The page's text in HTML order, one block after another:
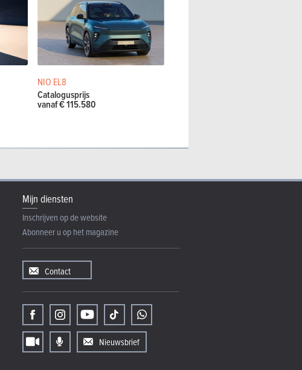
NIO EL8
Catalogusprijs
vanaf € 115.580
Mijn diensten
Inschrijven op de website
Abonneer u op het magazine
Contact
Nieuwsbrief